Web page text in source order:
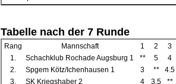
Tabelle nach der 7 Runde
Rang Mannschaft 1 2
3
1.
Schachklub Rochade Augsburg 1 ** 5
4
2.
Spgem Kötz/Ichenhausen 1 3 **
4.5
3.
SK Kriegshaber 2 4 3.5
**